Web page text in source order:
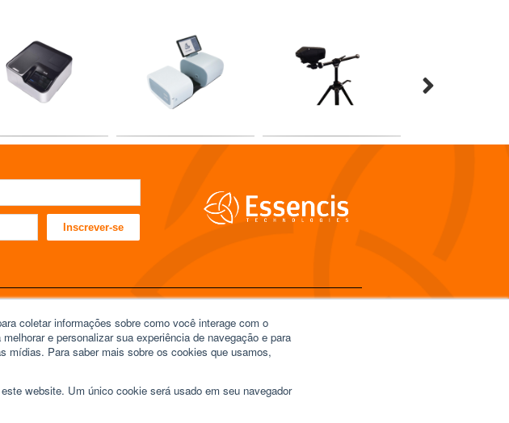
coletar informações sobre como você interage com o
e personalizar sua experiência de navegação e para
mídias. Para saber mais sobre os cookies que usamos,
website. Um único cookie será usado em seu navegador
Inscrever-se
PRODUTOS VISTOS
RECENTEMENTE